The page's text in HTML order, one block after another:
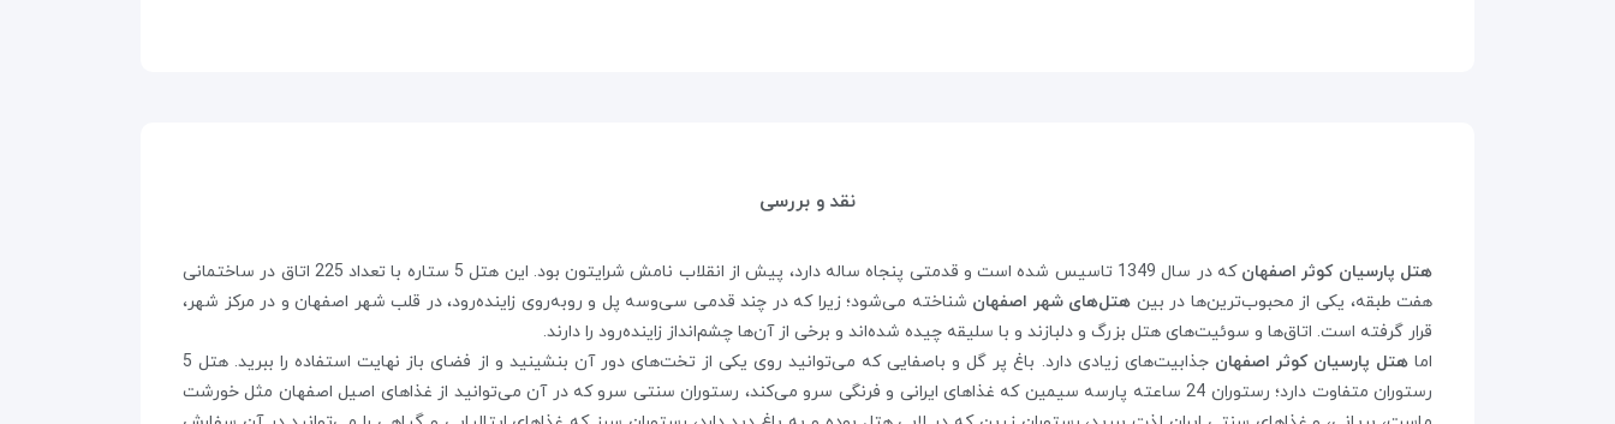
نقد و بررسی
هتل پارسیان کوثر اصفهان
که در سال 1349 تاسیس شده است و قدمتی پنجاه ساله دارد، پیش از انقلاب نامش شرایتون بود. این هتل 5 ستاره با تعداد 225 اتاق در ساختمانی
هفت طبقه، یکی از محبوب‌ترین‌ها در بین هتل‌های شهر اصفهان شناخته می‌شود؛ زیرا که در چند قدمی ‌سی‌وسه پل و روبه‌روی زاینده‌رود، در قلب شهر اصفهان و در مرکز شهر،
قرار گرفته است. اتاق‌ها و سوئیت‌های هتل بزرگ و دلبازند و با سلیقه چیده شده‌اند و برخی از آن‌ها چشم‌انداز زاینده‌رود را دارند.
اماهتل پارسیان کوثر اصفهان
جذابیت‌های زیادی دارد. باغ پر گل و باصفایی که می‌توانید روی یکی از تخت‌های دور آن بنشینید و از فضای باز نهایت استفاده را ببرید. هتل 5
رستوران متفاوت دارد؛ رستوران 24 ساعته پارسه سیمین که غذاهای ایرانی و فرنگی سرو می‌کند، رستوران سنتی سرو که در آن می‌توانید از غذاهای اصیل اصفهان مثل خورشت